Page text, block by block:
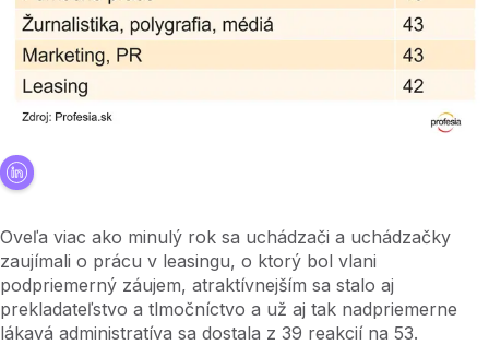
Oveľa viac ako minulý rok sa uchádzači a uchádzačky
zaujímali o prácu v leasingu, o ktorý bol vlani
podpriemerný záujem, atraktívnejším sa stalo aj
prekladateľstvo a tlmočníctvo a už aj tak nadpriemerne
lákavá administratíva sa dostala z 39 reakcií na 53.